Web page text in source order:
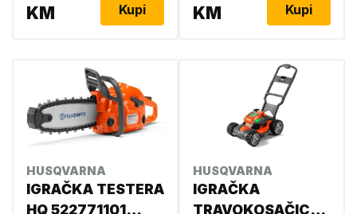
KM
Kupi
KM
Kupi
HUSQVARNA
IGRAČKA TESTERA
HQ 522771101
HUSQVARNA
IGRAČKA
TRAVOKOSAČICA